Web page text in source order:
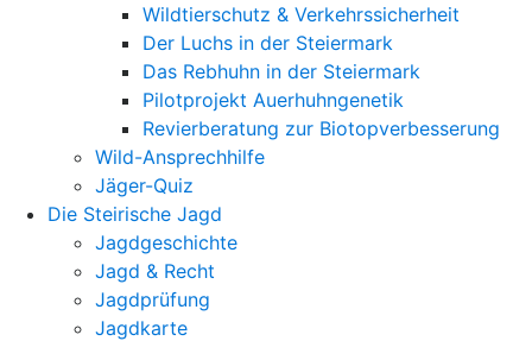
Wildtierschutz & Verkehrssicherheit
Der Luchs in der Steiermark
Das Rebhuhn in der Steiermark
Pilotprojekt Auerhuhngenetik
Revierberatung zur Biotopverbesserung
Wild-Ansprechhilfe
Jäger-Quiz
Die Steirische Jagd
Jagdgeschichte
Jagd & Recht
Jagdprüfung
Jagdkarte